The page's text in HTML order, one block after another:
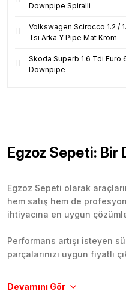
Downpipe Spiralli
Volkswagen Scirocco 1.2 /
Tsi Arka Y Pipe Mat Krom
Skoda Superb 1.6 Tdi Euro
Downpipe
Egzoz Sepeti: Bir
Egzoz Sepeti olarak
hem satış hem de
ihtiyacına en uygun
Performans artışı isteyen
parçalarınızı uygun fiyatlı
Tüm ürünlerimiz orijinal,